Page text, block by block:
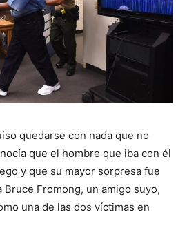
quedarse con nada que no
que el hombre que iba con él
y que su mayor sorpresa fue
Fromong, un amigo suyo,
una de las dos víctimas en